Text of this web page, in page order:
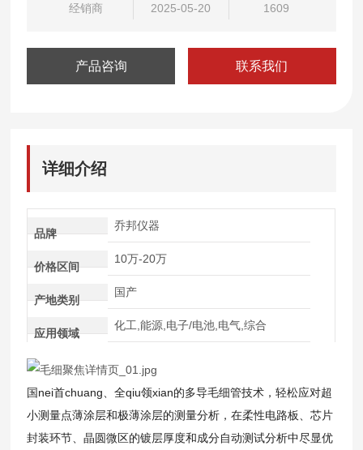
经销商
2025-05-20
1609
产品咨询 联系我们
详细介绍
品牌
乔邦仪器
价格区间
10万-20万
产地类别
国产
应用领域
化工,能源,电子/电池,电气,综合
国nei首chuang、全qiu领xian的多导毛细管技术，轻松应对超
小测量点薄涂层和极薄涂层的测量分析，在柔性电路板、芯片
封装环节、晶圆微区的镀层厚度和成分自动测试分析中尽显优